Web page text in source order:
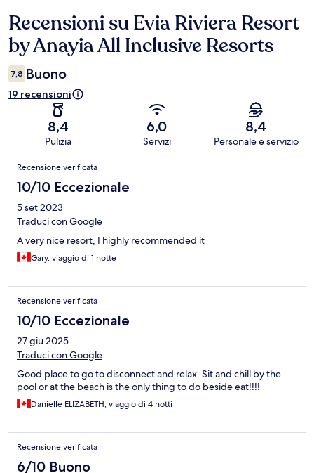
Recensioni
Recensioni su Evia Riviera Resort
by Anayia All Inclusive Resorts
7,8 Buono
19 recensioni
8,4
Pulizia
6,0
Servizi
8,4
Personale e servizio
Recensioni
Recensione verificata
10/10 Eccezionale
5 set 2023
Traduci con Google
A very nice resort, I highly recommended it
Gary, viaggio di 1 notte
Recensione verificata
10/10 Eccezionale
27 giu 2025
Traduci con Google
Good place to go to disconnect and relax. Sit and chill by the
pool or at the beach is the only thing to do beside eat!!!!
Danielle ELIZABETH, viaggio di 4 notti
Recensione verificata
6/10 Buono